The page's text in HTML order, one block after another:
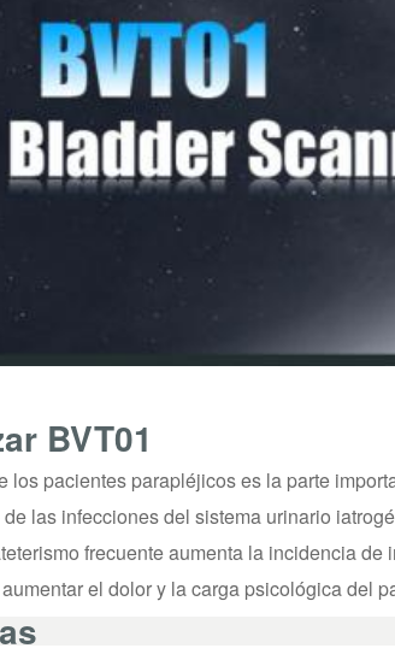
BVT01
los pacientes parapléjicos es la parte
las infecciones del sistema urinario
frecuente aumenta la incidencia
el dolor y la carga psicológica del